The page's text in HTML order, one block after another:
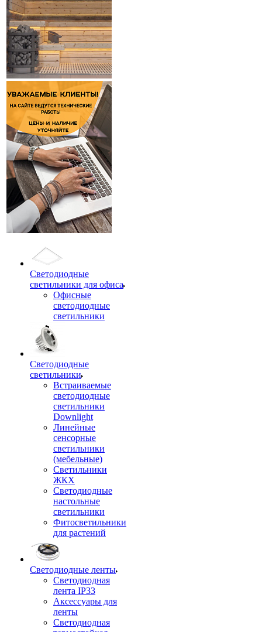
Светодиодные
светильники для офиса
Офисные
светодиодные
светильники
Светодиодные
светильники
Встраиваемые
светодиодные
светильники
Downlight
Линейные
сенсорные
светильники
(мебельные)
Светильники
ЖКХ
Светодиодные
настольные
светильники
Фитосветильники
для растений
Светодиодные ленты
Светодиодная
лента IP33
Аксессуары для
ленты
Светодиодная